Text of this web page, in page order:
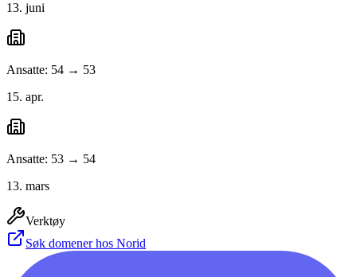
13. juni
Ansatte: 54 → 53
15. apr.
Ansatte: 53 → 54
13. mars
Verktøy
Søk domener hos Norid